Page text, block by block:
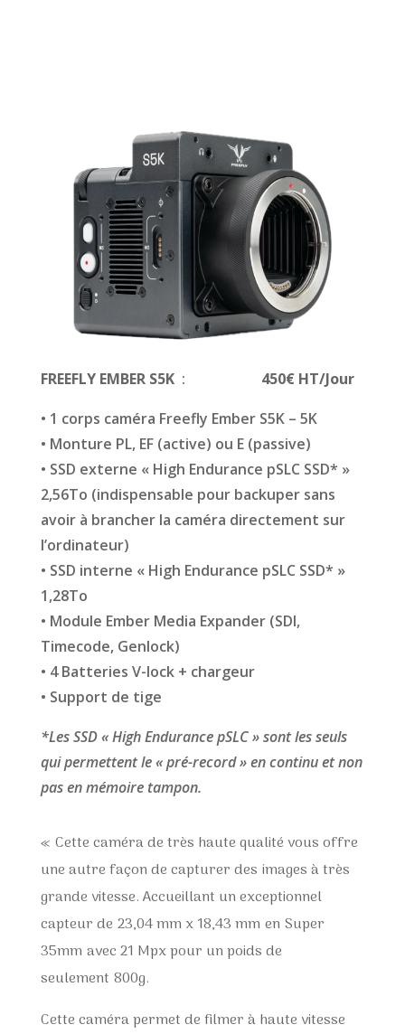
FREEFLY EMBER S5K : 450€ HT/Jour
• 1 corps caméra Freefly Ember S5K – 5K
• Monture PL, EF (active) ou E (passive)
• SSD externe « High Endurance pSLC SSD* »
2,56To (indispensable pour backuper sans
avoir à brancher la caméra directement sur
l’ordinateur)
• SSD interne « High Endurance pSLC SSD* »
1,28To
• Module Ember Media Expander (SDI,
Timecode, Genlock)
• 4 Batte­ries V-lock + chargeur
• Support de tige
*Les SSD « High Endurance pSLC » sont les seuls
qui permettent le « pré-record » en continu et non
pas en mémoire tampon.
« Cette caméra de très haute qualité vous offre
une autre façon de capturer des images à très
grande vitesse. Accueillant un exceptionnel
capteur de 23,04 mm x 18,43 mm en Super
35mm avec 21 Mpx pour un poids de
seulement 800g.
Cette caméra permet de filmer à haute vitesse